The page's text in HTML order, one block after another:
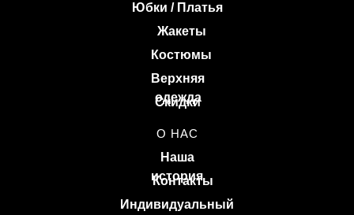
О НАС
Жакеты
Юбки / Платья
Скидки
Верхняя
одежда
Костюмы
Наша
история
Индивидуальный
Контакты